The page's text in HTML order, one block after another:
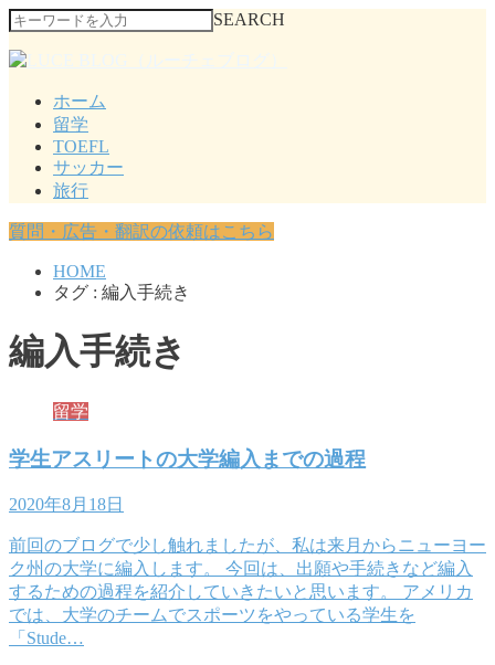
SEARCH
ホーム
留学
TOEFL
サッカー
旅行
質問・広告・翻訳の依頼はこちら
HOME
タグ : 編入手続き
編入手続き
留学
学生アスリートの大学編入までの過程
2020年8月18日
前回のブログで少し触れましたが、私は来月からニューヨー
ク州の大学に編入します。 今回は、出願や手続きなど編入
するための過程を紹介していきたいと思います。 アメリカ
では、大学のチームでスポーツをやっている学生を
「Stude…